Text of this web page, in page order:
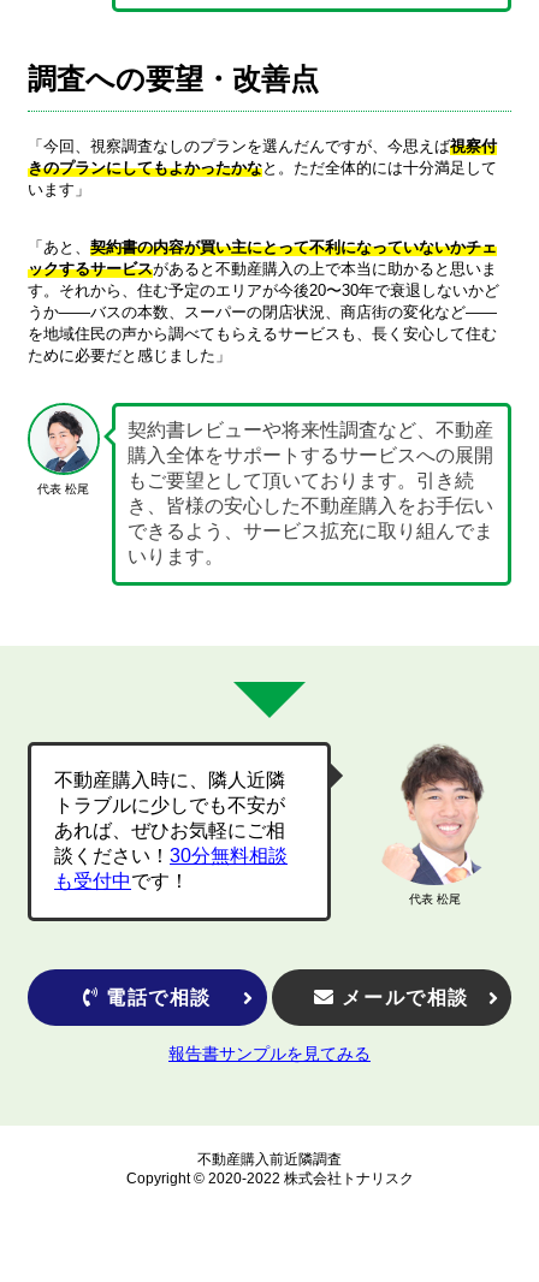
調査への要望・改善点
「今回、視察調査なしのプランを選んだんですが、今思えば視察付
きのプランにしてもよかったかなと。ただ全体的には十分満足して
います」
「あと、 契約書の内容が買い主にとって不利になっていないかチェ
ックするサービスがあると不動産購入の上で本当に助かると思いま
す。それから、住む予定のエリアが今後20〜30年で衰退しないかど
うか——バスの本数、スーパーの閉店状況、商店街の変化など——
を地域住民の声から調べてもらえるサービスも、長く安心して住む
ために必要だと感じました」
代表 松尾
契約書レビューや将来性調査など、不動産
購入全体をサポートするサービスへの展開
もご要望として頂いております。引き続
き、皆様の安心した不動産購入をお手伝い
できるよう、サービス拡充に取り組んでま
いります。
代表 松尾
不動産購入時に、隣人近隣
トラブルに少しでも不安が
あれば、ぜひお気軽にご相
談ください！30分無料相談
も受付中です！
電話で相談 メールで相談
報告書サンプルを見てみる
不動産購入前近隣調査
Copyright © 2020-2022 株式会社トナリスク